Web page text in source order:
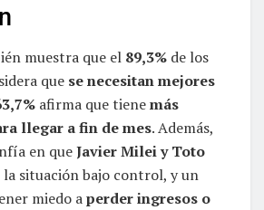
muestra que el 89,3% de los
que se necesitan mejores
afirma que tienemás
llegar a fin de mes. Además,
en queJavier Milei y Toto
situación bajo control, y un
miedo aperder ingresos o